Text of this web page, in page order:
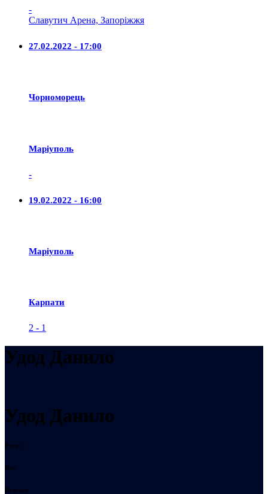
-
Славутич Арена, Запоріжжя
27.02.2022 - 17:00
Чорноморець
Маріуполь
-
19.02.2022 - 16:00
Маріуполь
Карпати
2 - 1
Удод Данило
Удод Данило
Рост:
Вес:
Возраст